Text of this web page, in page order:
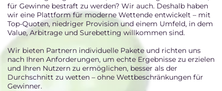
für Gewinne bestraft zu werden? Wir auch. Deshalb haben
wir eine Plattform für moderne Wettende entwickelt – mit
Top-Quoten, niedriger Provision und einem Umfeld, in dem
Value, Arbitrage und Surebetting willkommen sind.
Wir bieten Partnern individuelle Pakete und richten uns
nach Ihren Anforderungen, um echte Ergebnisse zu erzielen
und Ihren Nutzern zu ermöglichen, besser als der
Durchschnitt zu wetten – ohne Wettbeschränkungen für
Gewinner.